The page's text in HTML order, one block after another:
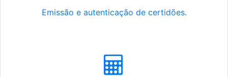
Emissão e autenticação de certidões.